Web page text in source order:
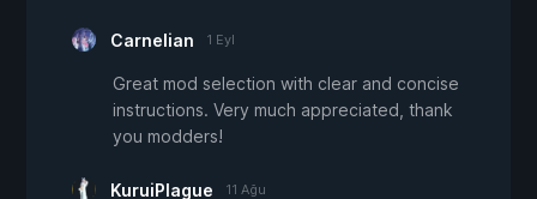
Carnelian 1 Eyl
Great mod selection with clear and concise
instructions. Very much appreciated, thank
you modders!
KuruiPlague 11 Ağu